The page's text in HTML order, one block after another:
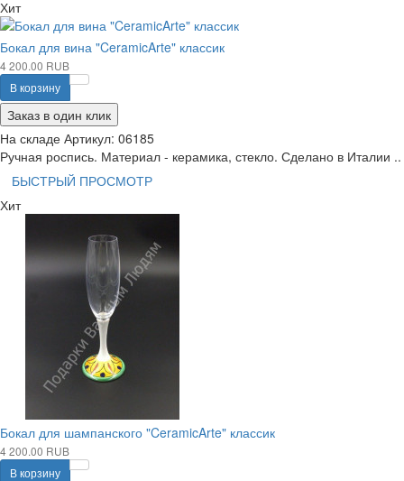
Хит
Бокал для вина "CeramicArte" классик
4 200.00 RUB
В корзину
Заказ в один клик
На складе Артикул: 06185
Ручная роспись. Материал - керамика, стекло. Сделано в Италии ..
БЫСТРЫЙ ПРОСМОТР
Хит
Бокал для шампанского "CeramicArte" классик
4 200.00 RUB
В корзину